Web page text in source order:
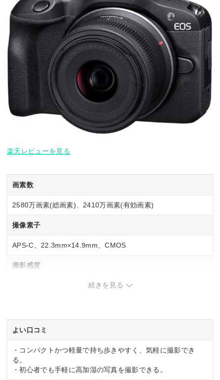
楽天レビューを見る
画素数
2580万画素(総画素)、2410万画素(有効画素)
撮像素子
APS-C、22.3mm×14.9mm、CMOS
撮影感度
標準：ISO100～12800、拡張：ISO25600
最大3975ポジション
連写撮影
ワンショットAF時：最高約6.5コマ/秒、サーボAF時：最高約
3.5コマ/秒
続きを見る
よい口コミ
・コンパクトかつ軽量で持ち歩きやすく、気軽に撮影でき
る。
・初心者でも手軽に高加湿の写真を撮影できる。